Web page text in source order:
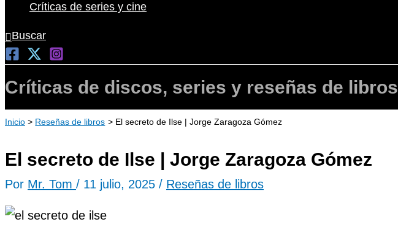
Críticas de series y cine
Buscar
Críticas de discos, series y reseñas de libros
Inicio Reseñas de libros El secreto de Ilse | Jorge Zaragoza Gómez
El secreto de Ilse | Jorge Zaragoza Gómez
Por Mr. Tom / 11 julio, 2025 / Reseñas de libros